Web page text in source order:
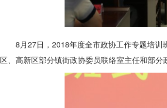
8月27日，2018年度全市政协工作专题培
区、高新区部分镇街政协委员联络室主任和部分